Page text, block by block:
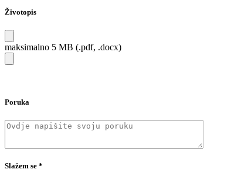
Životopis
maksimalno 5 MB (.pdf, .docx)
Poruka
Slažem se *